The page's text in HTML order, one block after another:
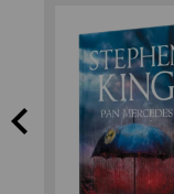
Stephen